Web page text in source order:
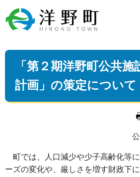
「第２期洋野町公共
計画」の策定について
町では、人口減少や少子高齢化等
ーズの変化や、厳しさを増す財政下